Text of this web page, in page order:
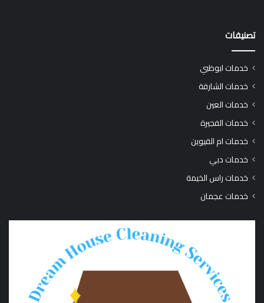
تصنيفات
خدمات ابوظبي
خدمات الشارقة
خدمات العين
خدمات الفجيرة
خدمات ام القيوين
خدمات دبي
خدمات راس الخيمة
خدمات عجمان